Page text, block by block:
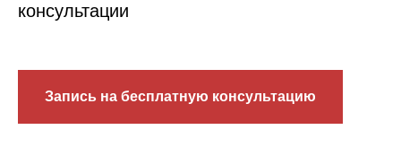
консультации
Запись на бесплатную консультацию